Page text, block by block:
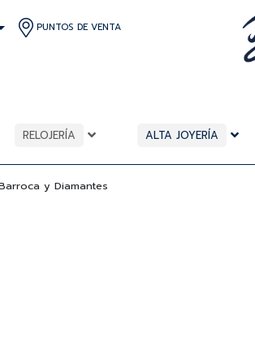
PUNTOS DE VENTA
RELOJERÍA ALTA JOYERÍA
y Diamantes